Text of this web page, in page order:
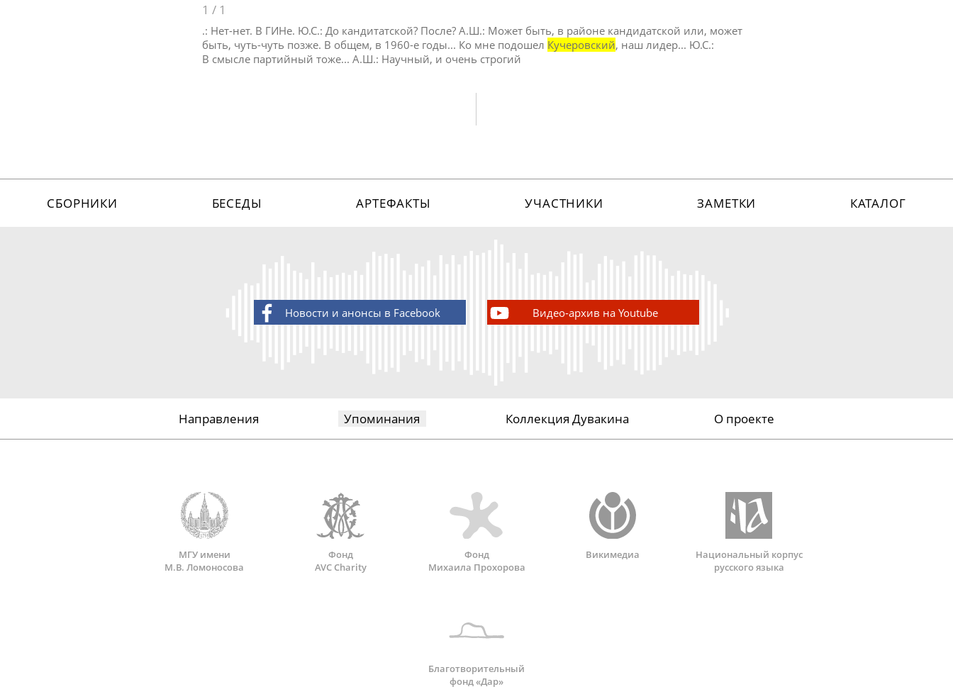
1 / 1
.: Нет-нет. В ГИНе. Ю.С.: До кандитатской? После? А.Ш.: Может быть, в районе кандидатской или, может
быть, чуть-чуть позже. В общем, в 1960-е годы... Ко мне подошел Кучеровский, наш лидер... Ю.С.:
В смысле партийный тоже... А.Ш.: Научный, и очень строгий
СБОРНИКИ БЕСЕДЫ АРТЕФАКТЫ УЧАСТНИКИ ЗАМЕТКИ КАТАЛОГ
Новости и анонсы в Facebook Видео-архив на Youtube
Направления Упоминания Коллекция Дувакина О проекте
МГУ имени
М.В. Ломоносова
Фонд
AVC Charity
Фонд
Михаила Прохорова
Викимедиа
Национальный корпус
русского языка
Благотворительный
фонд «Дар»